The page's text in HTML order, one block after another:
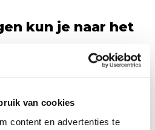
van cookies
content en advertenties te
kun je naar het
ruzie?